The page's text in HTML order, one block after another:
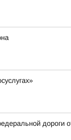
дороги